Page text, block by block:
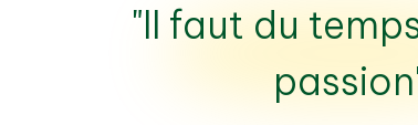
"Il faut du